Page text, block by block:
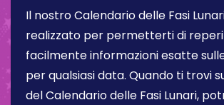
Il nostro Calendario delle Fasi
realizzato per permetterti di
facilmente informazioni esatte
per qualsiasi data. Quando ti trovi
del Calendario delle Fasi Lunari,